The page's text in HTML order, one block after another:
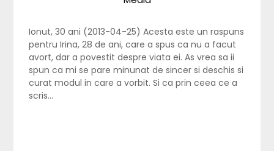
Ionut, 30 ani (2013-04-25) Acesta este un raspuns
pentru Irina, 28 de ani, care a spus ca nu a facut
avort, dar a povestit despre viata ei. As vrea sa ii
spun ca mi se pare minunat de sincer si deschis si
curat modul in care a vorbit. Si ca prin ceea ce a
scris…